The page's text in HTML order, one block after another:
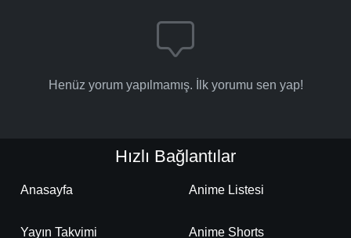
Henüz yorum yapılmamış. İlk yorumu sen yap!
Hızlı Bağlantılar
Anasayfa Anime Listesi
Yayın Takvimi Anime Shorts